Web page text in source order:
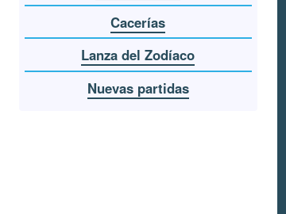
Cacerías
Lanza del Zodíaco
Nuevas partidas